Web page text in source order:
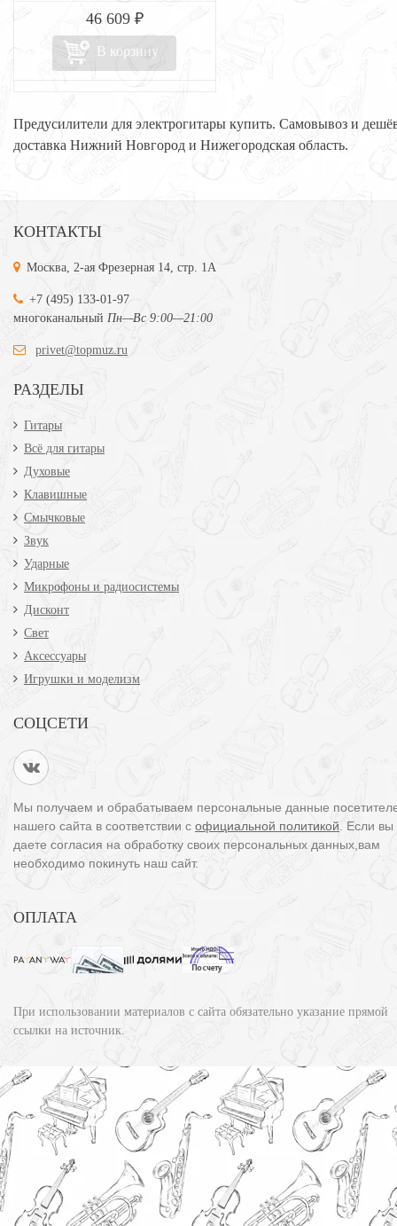
46 609 ₽
В корзину
Предусилители для электрогитары купить. Самовывоз и
доставка Нижний Новгород и Нижегородская область.
КОНТАКТЫ
Москва, 2-ая Фрезерная 14, стр. 1А
+7 (495) 133-01-97
многоканальный Пн—Вс 9:00—21:00
privet@topmuz.ru
РАЗДЕЛЫ
Гитары
Всё для гитары
Духовые
Клавишные
Смычковые
Звук
Ударные
Микрофоны и радиосистемы
Дисконт
Свет
Аксессуары
Игрушки и моделизм
СОЦСЕТИ
Мы получаем и обрабатываем персональные данные
нашего сайта в соответствии с официальной политикой . Если
даете согласия на обработку своих персональных данных,вам
необходимо покинуть наш сайт.
ОПЛАТА
При использовании материалов с сайта обязательно указание прямой
ссылки на источник.